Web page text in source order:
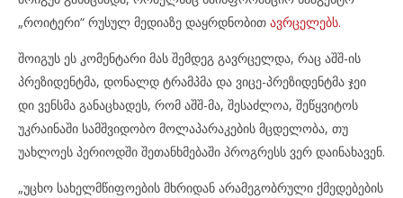
„როიტერი“ რუსულ მედიაზე დაყრდნობით ავრცელებს.
შოიგუს ეს კომენტარი მას შემდეგ გავრცელდა, რაც აშშ-ის
პრეზიდენტმა, დონალდ ტრამპმა და ვიცე-პრეზიდენტმა ჯეი
დი ვენსმა განაცხადეს, რომ აშშ-მა, შესაძლოა, შეწყვიტოს
უკრაინაში სამშვიდობო მოლაპარაკების მცდელობა, თუ
უახლოეს პერიოდში შეთანხმებაში პროგრესს ვერ დაინახავენ.
„უცხო სახელმწიფოების მხრიდან არამეგობრული ქმედებების